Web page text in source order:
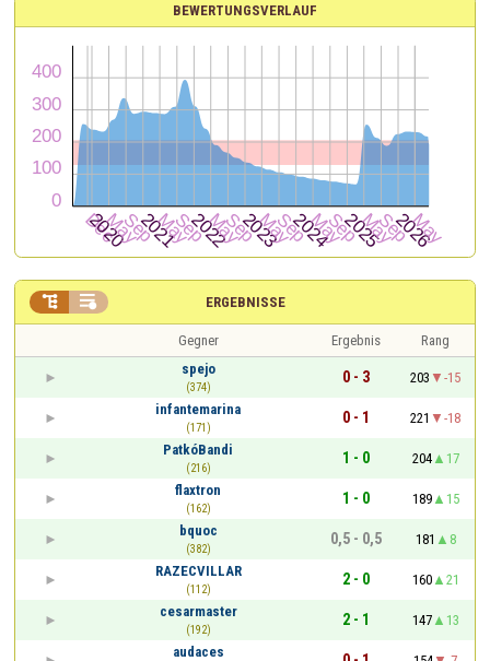
BEWERTUNGSVERLAUF
ERGEBNISSE
 
Gegner Ergebnis
Rang
spejo
(374)
0 - 3 203
-15
infantemarina
(171)
0 - 1 221
-18
PatkóBandi
(216)
1 - 0 204
17
flaxtron
(162)
1 - 0 189
15
bquoc
(382)
0,5 - 0,5 181
8
RAZECVILLAR
(112)
2 - 0 160
21
cesarmaster
(192)
2 - 1 147
13
audaces